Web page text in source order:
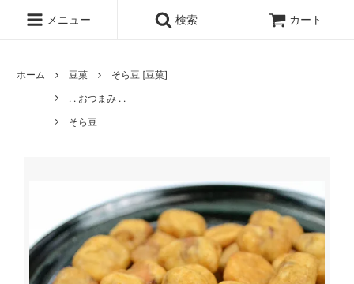
メニュー 検索 カート
ホーム 豆菓
そら豆 [豆菓]
. . おつまみ . .
そら豆